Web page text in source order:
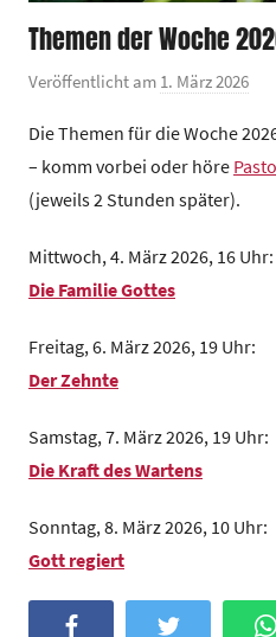
Themen der Woche
Veröffentlicht am 1. März 2026
n
G
e
d
e
m
Die Themen für die Woche
– komm vorbei oder höre
(jeweils 2 Stunden später).
Mittwoch, 4. März 2026, 16 Uhr:
Die Familie Gottes
Freitag, 6. März 2026, 19 Uhr:
Der Zehnte
Samstag, 7. März 2026, 19 Uhr:
Die Kraft des Wartens
Sonntag, 8. März 2026, 10 Uhr:
Gott regiert
Twitter